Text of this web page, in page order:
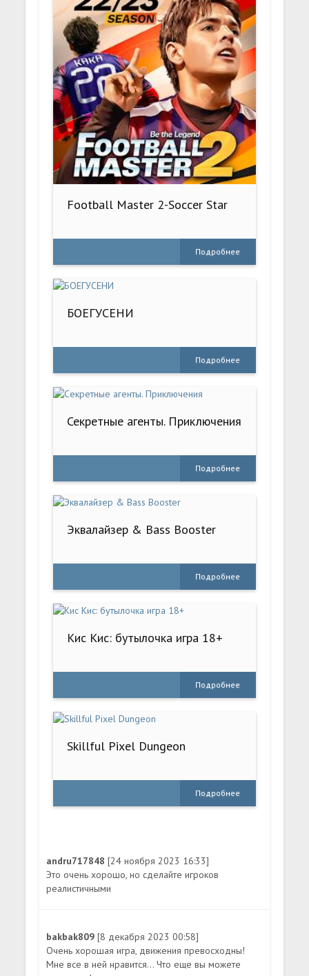
Football Master 2-Soccer Star
Подробнее
БОЕГУСЕНИ
Подробнее
Секретные агенты. Приключения
Подробнее
Эквалайзер & Bass Booster
Подробнее
Кис Кис: бутылочка игра 18+
Подробнее
Skillful Pixel Dungeon
Подробнее
andru717848[24 ноября 2023 16:33]
Это очень хорошо, но сделайте игроков
реалистичными
bakbak809[8 декабря 2023 00:58]
Очень хорошая игра, движения превосходны!
Мне все в ней нравится... Что еще вы можете